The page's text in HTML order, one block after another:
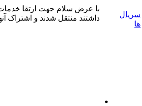
سریال
ها
با عرض سلام جهت ارتقا
داشتند منتقل شدند و اشتراک